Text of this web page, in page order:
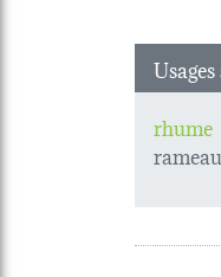
rhume